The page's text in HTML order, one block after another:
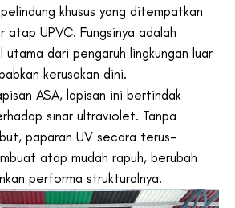
khusus yang ditempatkan
UPVC. Fungsinya adalah
utama dari pengaruh lingkungan luar
kerusakan dini.
ASA, lapisan ini bertindak
sinar ultraviolet. Tanpa
paparan UV secara terus-
atap mudah rapuh, berubah
performa strukturalnya.